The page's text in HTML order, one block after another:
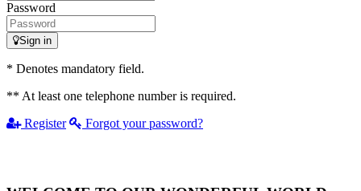
Password
Sign in
* Denotes mandatory field.
** At least one telephone number is required.
Register
Forgot your password?